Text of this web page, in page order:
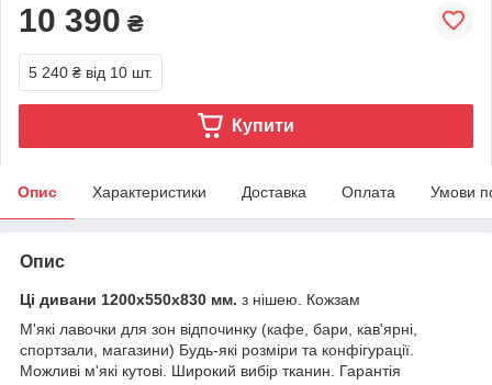
10 390 ₴
5 240 ₴ від 10 шт.
Купити
Опис Характеристики Доставка Оплата Умови
Опис
Ці дивани 1200х550х830 мм. з нішею. Кожзам
М'які лавочки для зон відпочинку (кафе, бари, кав'ярні,
спортзали, магазини) Будь-які розміри та конфігурації.
Можливі м'які кутові. Широкий вибір тканин. Гарантія